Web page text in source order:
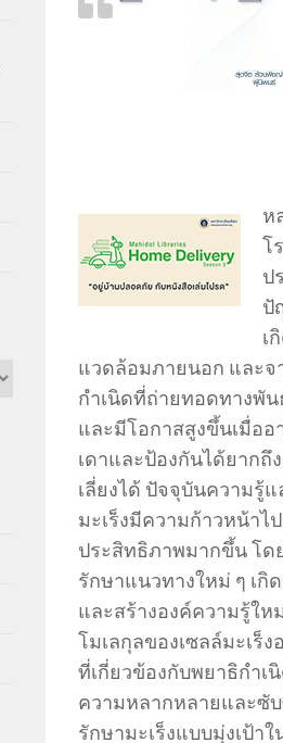
ห
โ
ป
ปั
เ
แวดล้อมภายนอก และจ
กำเนิดที่ถ่ายทอดทางพั
และมีโอกาสสูงขึ้นเมื่ออ
เดาและป้องกันได้ยาก
เลี่ยงได้ ปัจจุบันความรู้
มะเร็งมีความก้าวหน้าไ
ประสิทธิภาพมากขึ้น โ
รักษาแนวทางใหม่ ๆ เ
และสร้างองค์ความรู้ให
โมเลกุลของเซลล์มะเร็
ที่เกี่ยวข้องกับพยาธิกำเ
ความหลากหลายและซั
รักษามะเร็งแบบมุ่งเป้า